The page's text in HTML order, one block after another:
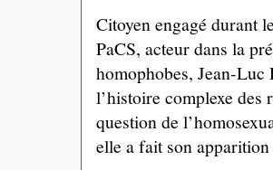
Citoyen engagé durant
PaCS, acteur dans la
homophobes, Jean-
l’histoire complexe des
question de
elle a fait son